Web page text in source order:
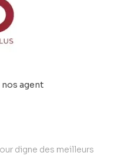
nos agent
digne des meilleurs